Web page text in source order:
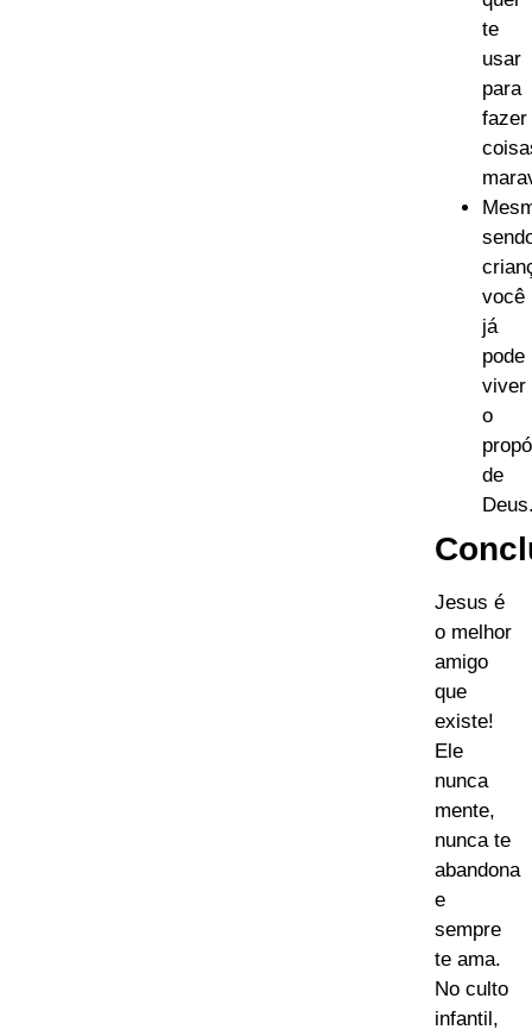
te
usar
para
fazer
você
já
pode
viver
o
de
Jesus é
o melhor
amigo
que
existe!
Ele
nunca
mente,
nunca te
abandona
e
sempre
te ama.
No culto
infantil,